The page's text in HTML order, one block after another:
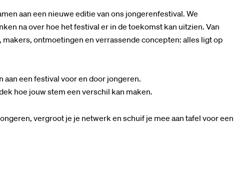
aan een nieuwe editie van ons jongerenfestival. We
na over hoe het festival er in de toekomst kan uitzien. Van
ontmoetingen en verrassende concepten: alles ligt op
aan een festival voor en door jongeren.
hoe jouw stem een verschil kan maken.
vergroot je je netwerk en schuif je mee aan tafel voor een